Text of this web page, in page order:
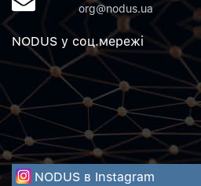
org@nodus.ua
NODUS у соц.мережi
NODUS в Instagram